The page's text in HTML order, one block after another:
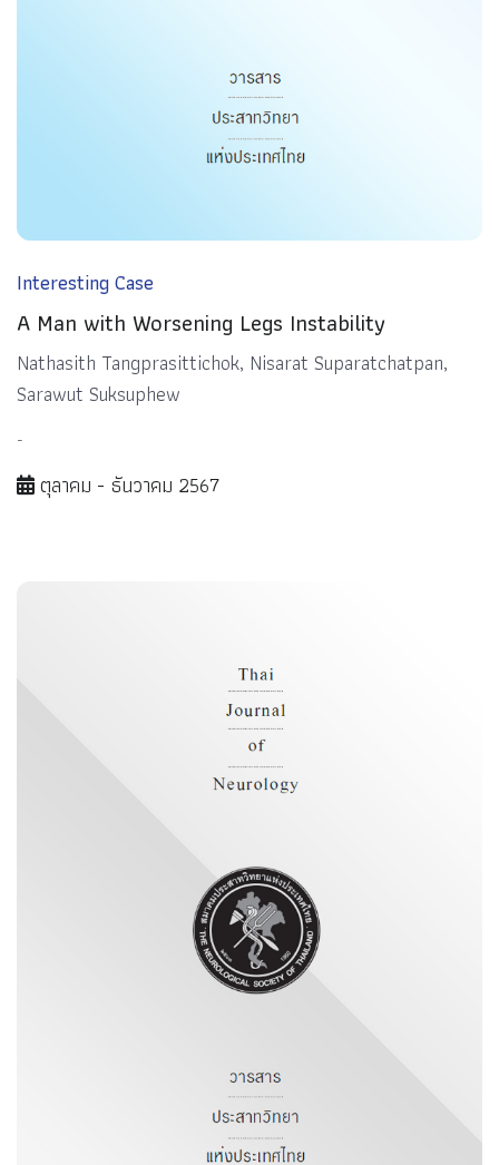
Interesting Case
A Man with Worsening Legs Instability
Nathasith Tangprasittichok, Nisarat Suparatchatpan,
Sarawut Suksuphew
-
ตุลาคม - ธันวาคม 2567